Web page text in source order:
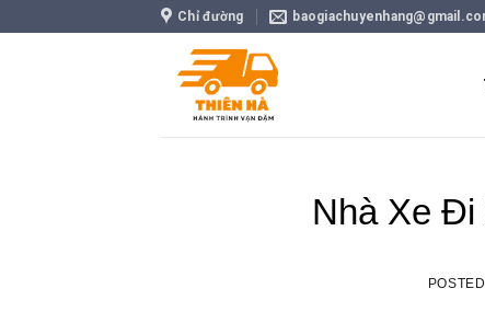
Chỉ đường
Nhà Xe